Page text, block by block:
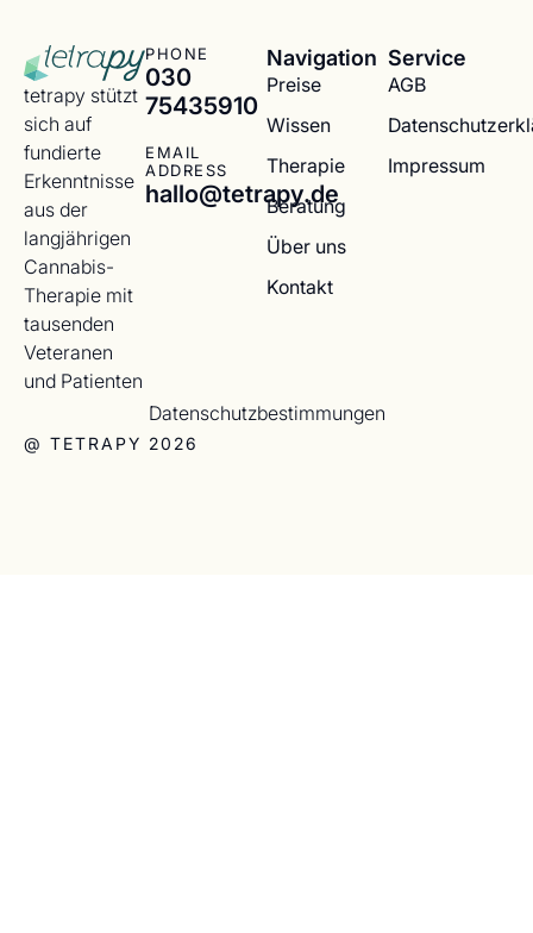
tetrapy stützt
sich auf
fundierte
Erkenntnisse
aus der
langjährigen
Cannabis-
Therapie mit
tausenden
Veteranen
und Patienten
PHONE
030
75435910
EMAIL
ADDRESS
hallo@tetrapy.de
Navigation
Preise
Wissen
Therapie
Beratung
Über uns
Kontakt
Service
AGB
Impressum
@ TETRAPY 2026
Datenschutzbestimmungen